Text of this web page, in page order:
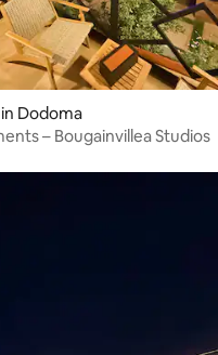
Dodoma
– Bougainvillea Studios